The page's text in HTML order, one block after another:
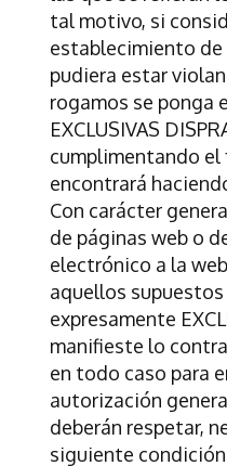
tal motivo, si
establecimiento
pudiera estar
rogamos se ponga
EXCLUSIVAS
cumplimentando
encontrará
Con carácter
de páginas web o
electrónico a la
aquellos supuestos
expresamente
manifieste lo
en todo caso para
autorización
deberán respetar,
siguiente